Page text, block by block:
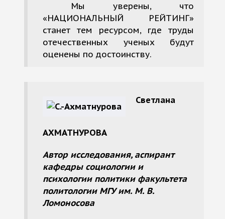
Мы уверены, что
«НАЦИОНАЛЬНЫЙ РЕЙТИНГ»
станет тем ресурсом, где труды
отечественных ученых будут
оценены по достоинству.
Светлана
АХМАТНУРОВА
Автор исследования, аспирант
кафедры социологии и
психологии политики факультета
политологии МГУ им. М. В.
Ломоносова